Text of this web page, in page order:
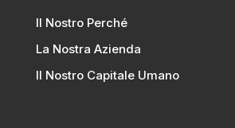
Il Nostro Perché
La Nostra Azienda
Il Nostro Capitale Umano